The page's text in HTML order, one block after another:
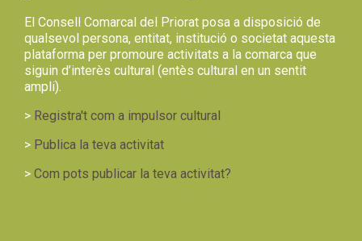
El Consell Comarcal del Priorat posa a disposició de
qualsevol persona, entitat, institució o societat aquesta
plataforma per promoure activitats a la comarca que
siguin d’interès cultural (entès cultural en un sentit
ampli).
> Registra't com a impulsor cultural
> Publica la teva activitat
> Com pots publicar la teva activitat?